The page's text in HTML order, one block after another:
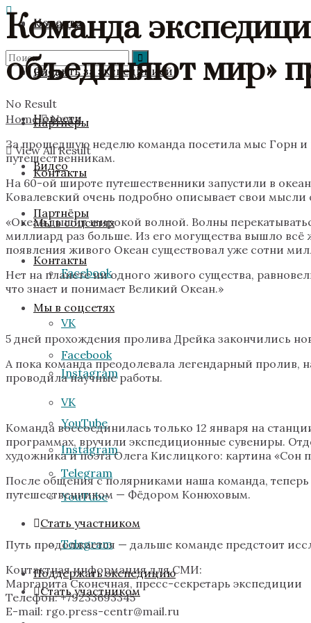
Новости
Видео
Партнёры
Контакты
Мы в соцсетях
Facebook
VK
Instagram
YouTube
Telegram
Стать участником
Поддержать экспедицию
Команда
Следить за экспедицией
Новости
Видео
Партнёры
Контакты
Мы в соцсетях
Facebook
VK
Instagram
YouTube
Telegram
Стать участником
No Result
View All Result
Команда
объединяют мир»
Home
News
За прошедшую неделю команда посетила мыс Горн
путешественникам.
На 60-ой широте путешественники запустили в
Ковалевский очень подробно описывает свои мысли
«Океан дышит широкой волной. Волны
миллиард раз больше. Из его могущества вышло всё
появления живого Океан существовал уже сотни
Нет на планете ни одного живого существа,
что знает и понимает Великий Океан.»
5 дней прохождения пролива Дрейка закончились
А пока команда преодолевала легендарный
проводила научные работы.
Команда воссоединилась только 12 января на
программах, вручили экспедиционные сувениры.
художника и поэта Олега Кислицкого: картина «Сон
После общения с полярниками наша команда,
путешественником — Фёдором Конюховым.
Путь продолжается — дальше команде предстоит
Контактная информация для СМИ:
Маргарита Сконечная, пресс-секретарь экспедиции
Телефон: +79233693345
Е-mail: rgo.press-centr@mail.ru